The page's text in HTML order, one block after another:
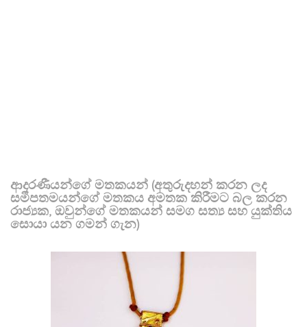
ආදරණීයන්ගේ මතකයන් (අතුරුදහන් කරන ලද
සමීපතමයන්ගේ මතකය අමතක කිරීමට බල කරන
රාජ්‍යක, ඔවුන්ගේ මතකයන් සමග සත්‍ය සහ යුක්තිය
සොයා යන ගමන් ගැන)